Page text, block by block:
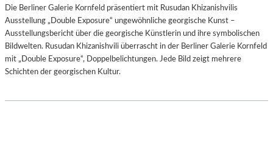
Die Berliner Galerie Kornfeld präsentiert mit Rusudan Khizanishvilis
Ausstellung „Double Exposure“ ungewöhnliche georgische Kunst –
Ausstellungsbericht über die georgische Künstlerin und ihre symbolischen
Bildwelten. Rusudan Khizanishvili überrascht in der Berliner Galerie Kornfeld
mit „Double Exposure“, Doppelbelichtungen. Jede Bild zeigt mehrere
Schichten der georgischen Kultur.